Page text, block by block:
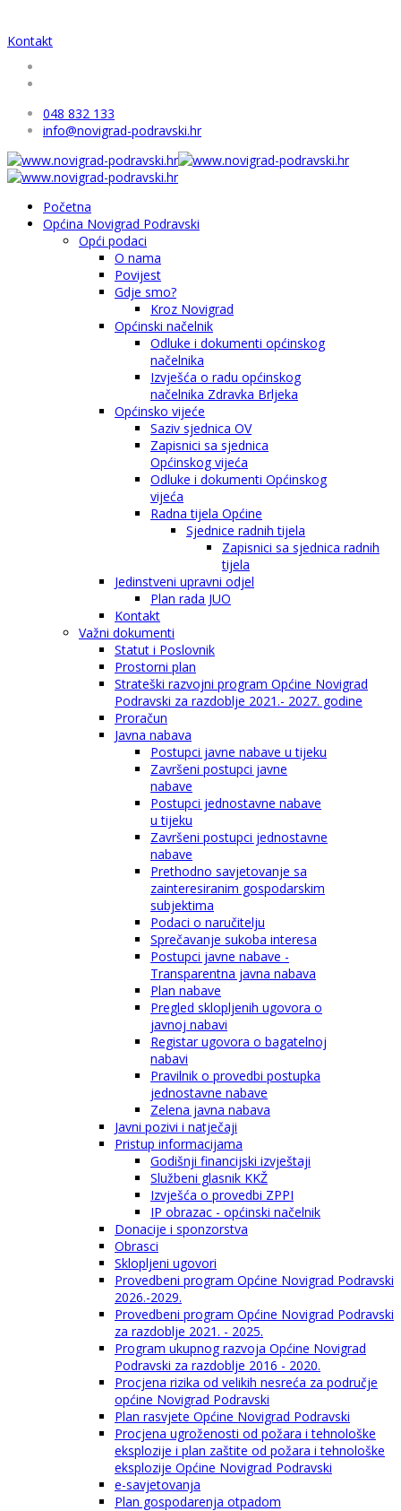
Kontakt
048 832 133
info@novigrad-podravski.hr
Početna
Općina Novigrad Podravski
Opći podaci
O nama
Povijest
Gdje smo?
Kroz Novigrad
Općinski načelnik
Odluke i dokumenti općinskog
načelnika
Izvješća o radu općinskog
načelnika Zdravka Brljeka
Općinsko vijeće
Saziv sjednica OV
Zapisnici sa sjednica
Općinskog vijeća
Odluke i dokumenti Općinskog
vijeća
Radna tijela Općine
Sjednice radnih tijela
Zapisnici sa sjednica radnih
tijela
Jedinstveni upravni odjel
Plan rada JUO
Kontakt
Važni dokumenti
Statut i Poslovnik
Prostorni plan
Strateški razvojni program Općine Novigrad
Podravski za razdoblje 2021.- 2027. godine
Proračun
Javna nabava
Postupci javne nabave u tijeku
Završeni postupci javne
nabave
Postupci jednostavne nabave
u tijeku
Završeni postupci jednostavne
nabave
Prethodno savjetovanje sa
zainteresiranim gospodarskim
subjektima
Podaci o naručitelju
Sprečavanje sukoba interesa
Postupci javne nabave -
Transparentna javna nabava
Plan nabave
Pregled sklopljenih ugovora o
javnoj nabavi
Registar ugovora o bagatelnoj
nabavi
Pravilnik o provedbi postupka
jednostavne nabave
Zelena javna nabava
Javni pozivi i natječaji
Pristup informacijama
Godišnji financijski izvještaji
Službeni glasnik KKŽ
Izvješća o provedbi ZPPI
IP obrazac - općinski načelnik
Donacije i sponzorstva
Obrasci
Sklopljeni ugovori
Provedbeni program Općine Novigrad Podravski
2026.-2029.
Provedbeni program Općine Novigrad Podravski
za razdoblje 2021. - 2025.
Program ukupnog razvoja Općine Novigrad
Podravski za razdoblje 2016 - 2020.
Procjena rizika od velikih nesreća za područje
općine Novigrad Podravski
Plan rasvjete Općine Novigrad Podravski
Procjena ugroženosti od požara i tehnološke
eksplozije i plan zaštite od požara i tehnološke
eksplozije Općine Novigrad Podravski
e-savjetovanja
Plan gospodarenja otpadom